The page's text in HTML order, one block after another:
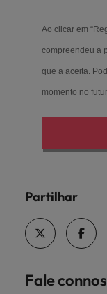
Ao clicar em
compreendeu a
que a aceita.
momento no
Partilhar
Fale